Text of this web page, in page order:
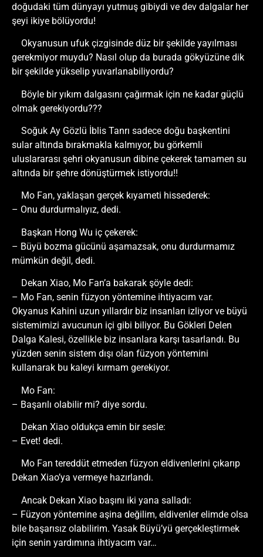
doğudaki tüm dünyayı yutmuş gibiydi ve dev dalgalar her
şeyi ikiye bölüyordu!
Okyanusun ufuk çizgisinde düz bir şekilde yayılması
gerekmiyor muydu? Nasıl olup da burada gökyüzüne dik
bir şekilde yükselip yuvarlanabiliyordu?
Böyle bir yıkım dalgasını çağırmak için ne kadar güçlü
olmak gerekiyordu???
Soğuk Ay Gözlü İblis Tanrı sadece doğu başkentini
sular altında bırakmakla kalmıyor, bu görkemli
uluslararası şehri okyanusun dibine çekerek tamamen su
altında bir şehre dönüştürmek istiyordu!!
Mo Fan, yaklaşan gerçek kıyameti hissederek:
– Onu durdurmalıyız, dedi.
Başkan Hong Wu iç çekerek:
– Büyü bozma gücünü aşamazsak, onu durdurmamız
mümkün değil, dedi.
Dekan Xiao, Mo Fan’a bakarak şöyle dedi:
– Mo Fan, senin füzyon yöntemine ihtiyacım var.
Okyanus Kahini uzun yıllardır biz insanları izliyor ve büyü
sistemimizi avucunun içi gibi biliyor. Bu Gökleri Delen
Dalga Kalesi, özellikle biz insanlara karşı tasarlandı. Bu
yüzden senin sistem dışı olan füzyon yöntemini
kullanarak bu kaleyi kırmam gerekiyor.
Mo Fan:
– Başarılı olabilir mi? diye sordu.
Dekan Xiao oldukça emin bir sesle:
– Evet! dedi.
Mo Fan tereddüt etmeden füzyon eldivenlerini çıkarıp
Dekan Xiao’ya vermeye hazırlandı.
Ancak Dekan Xiao başını iki yana salladı:
– Füzyon yöntemine aşina değilim, eldivenler elimde olsa
bile başarısız olabilirim. Yasak Büyü’yü gerçekleştirmek
için senin yardımına ihtiyacım var…